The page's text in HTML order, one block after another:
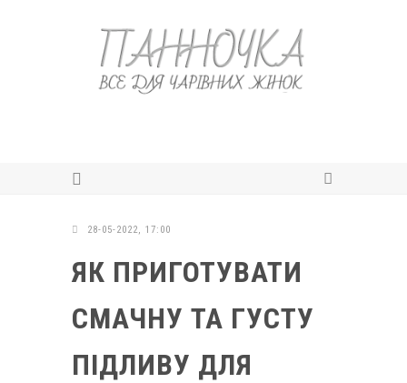
28-05-2022, 17:00
ЯК ПРИГОТУВАТИ
СМАЧНУ ТА ГУСТУ
ПІДЛИВУ ДЛЯ